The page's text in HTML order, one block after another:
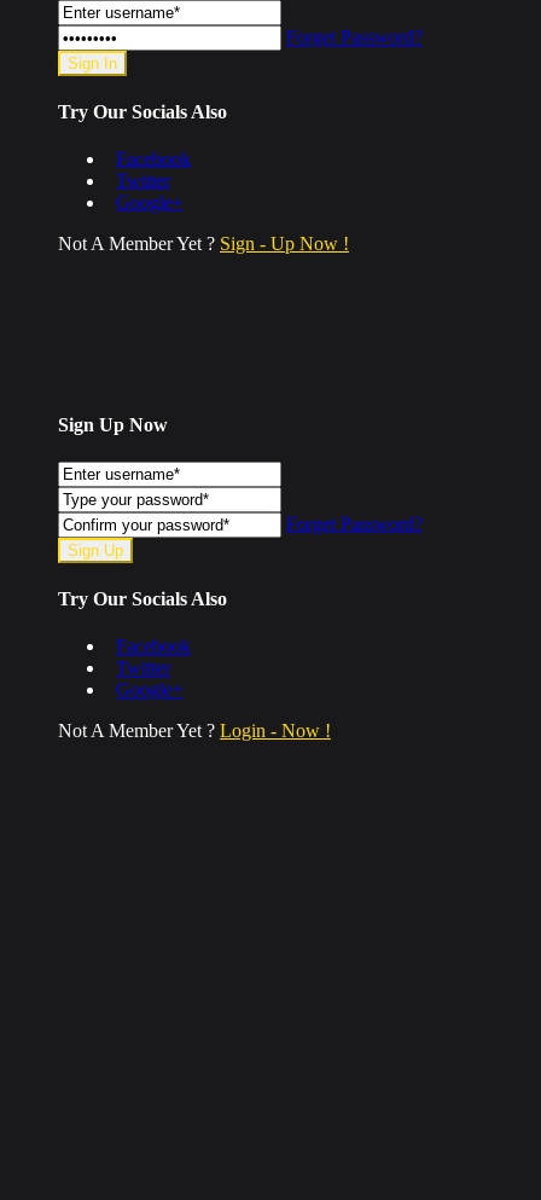
Forget Password?
Try Our Socials Also
Facebook
Twitter
Google+
Not A Member Yet ? Sign - Up Now !
Sign Up Now
Forget Password?
Try Our Socials Also
Facebook
Twitter
Google+
Not A Member Yet ? Login - Now !